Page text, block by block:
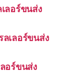
ลอร์ขนส่ง
ลเลอร์ขนส่ง
อร์ขนส่ง